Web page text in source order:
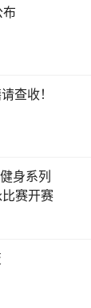
布
查收！
身系列
比赛开赛